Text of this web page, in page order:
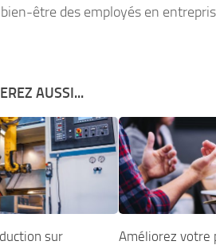
être des employés en
AUSSI...
sur
Améliorez votre